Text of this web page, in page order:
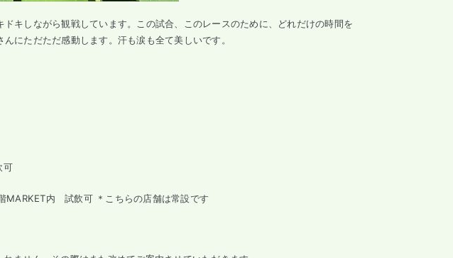
キしながら観戦しています。この試合、このレースのために、どれだけの時間を
にただただ感動します。汗も涙も全て美しいです。
可
MARKET内 試飲可 ＊こちらの店舗は常設です